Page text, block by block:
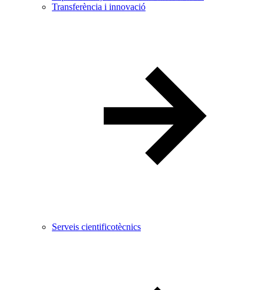
Transferència i innovació
Serveis cientificotècnics